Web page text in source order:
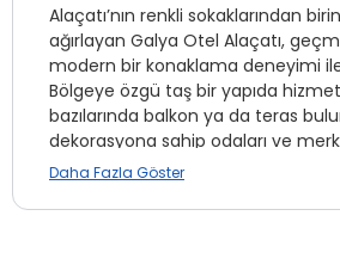
Alaçatı’nın renkli sokaklarından
ağırlayan Galya Otel Alaçatı,
modern bir konaklama deneyimi
Bölgeye özgü taş bir yapıda
bazılarında balkon ya da teras
dekorasyona sahip odaları ve
ile keyifli bir Ege tatili sunuyor.
Daha Fazla Göster